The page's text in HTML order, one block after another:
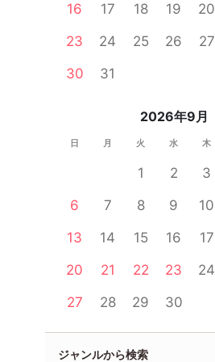
16 17 18 19 20
23
24 25 26 27
30
31
2026年9月
日 月 火 水 木
1 2 3
6
7 8 9 10
13
14 15 16 17
20
21 22 23 24
27
28 29 30
ジャンルから検索